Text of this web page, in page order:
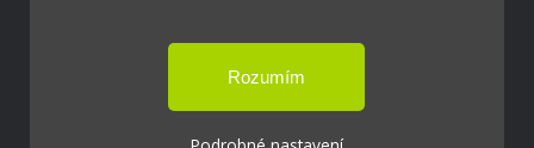
Základní škola a Mateřská škola Ostrožská